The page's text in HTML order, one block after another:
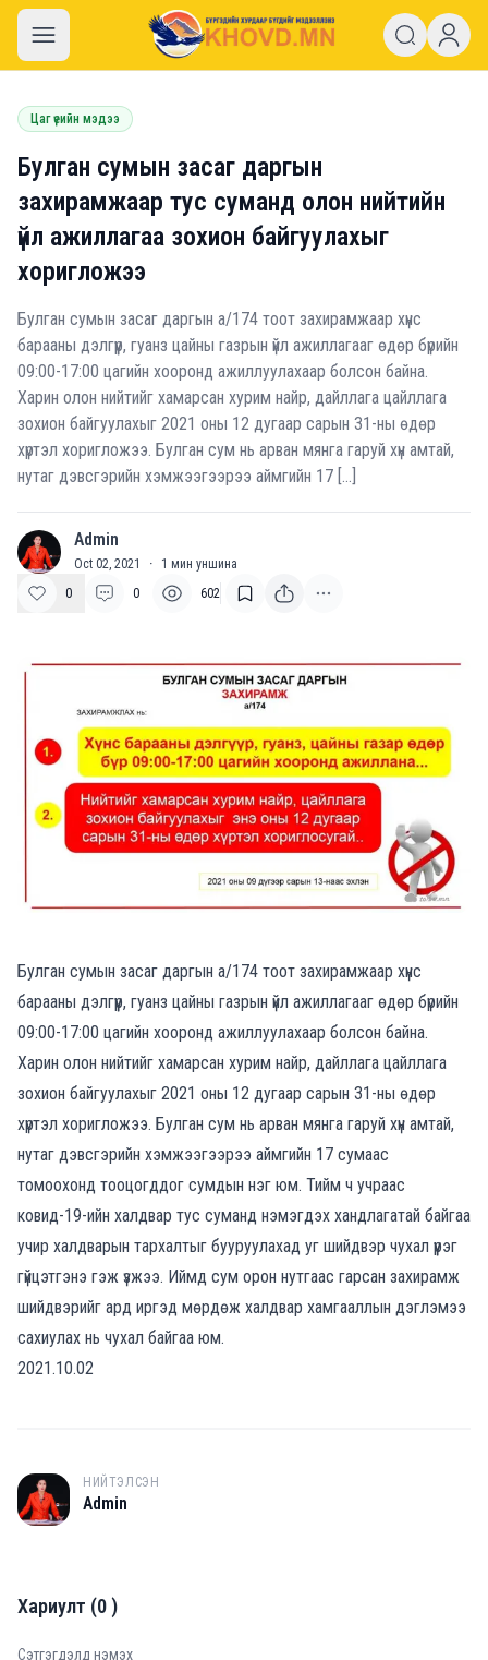
khovd.mn
Цаг үеийн мэдээ
Булган сумын засаг даргын
захирамжаар тус суманд олон нийтийн
үйл ажиллагаа зохион байгуулахыг
хоригложээ
Булган сумын засаг даргын а/174 тоот захирамжаар хүнс
барааны дэлгүүр, гуанз цайны газрын үйл ажиллагааг өдөр бүрийн
09:00-17:00 цагийн хооронд ажиллуулахаар болсон байна.
Харин олон нийтийг хамарсан хурим найр, дайллага цайллага
зохион байгуулахыг 2021 оны 12 дугаар сарын 31-ны өдөр
хүртэл хоригложээ. Булган сум нь арван мянга гаруй хүн амтай,
нутаг дэвсгэрийн хэмжээгээрээ аймгийн 17 […]
A Admin
Oct 02, 2021 · 1 мин уншина
0
0 602
Булган сумын засаг даргын а/174 тоот захирамжаар хүнс
барааны дэлгүүр, гуанз цайны газрын үйл ажиллагааг өдөр бүрийн
09:00-17:00 цагийн хооронд ажиллуулахаар болсон байна.
Харин олон нийтийг хамарсан хурим найр, дайллага цайллага
зохион байгуулахыг 2021 оны 12 дугаар сарын 31-ны өдөр
хүртэл хоригложээ. Булган сум нь арван мянга гаруй хүн амтай,
нутаг дэвсгэрийн хэмжээгээрээ аймгийн 17 сумаас
томоохонд тооцогддог сумдын нэг юм. Тийм ч учраас
ковид-19-ийн халдвар тус суманд нэмэгдэх хандлагатай байгаа
учир халдварын тархалтыг бууруулахад уг шийдвэр чухал үүрэг
гүйцэтгэнэ гэж үзжээ. Иймд сум орон нутгаас гарсан захирамж
шийдвэрийг ард иргэд мөрдөж халдвар хамгааллын дэглэмээ
сахиулах нь чухал байгаа юм.
2021.10.02
A
НИЙТЭЛСЭН
Admin
Хариулт (0)